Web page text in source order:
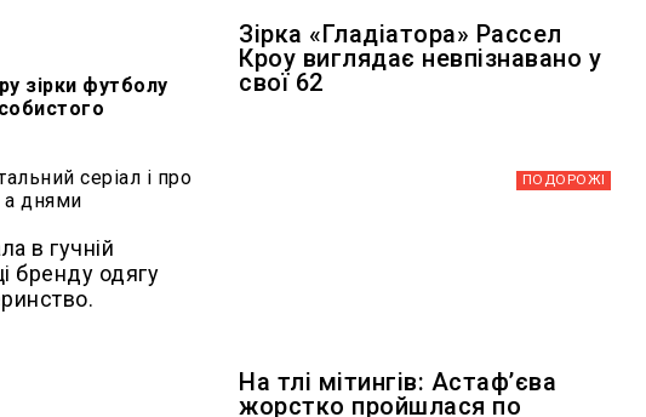
зірки футболу
серіал і про
а днями
в гучній
бренду одягу
Зірка «Гладіатора» Рассел
Кроу виглядає невпізнавано у
свої 62
ПОДОРОЖІ
На тлі мітингів: Астафʼєва
жорстко пройшлася по